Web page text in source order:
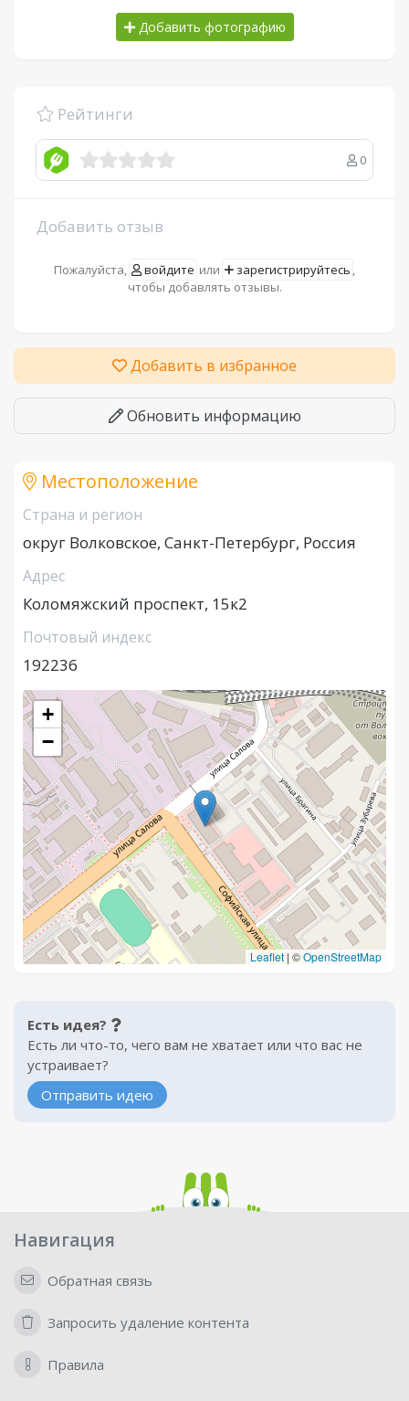
Добавить фотографию
Рейтинги
0
Добавить отзыв
Пожалуйста, войдите или зарегистрируйтесь ,
чтобы добавлять отзывы.
Добавить в избранное
Обновить информацию
Местоположение
Страна и регион
округ Волковское, Санкт-Петербург, Россия
Адрес
Коломяжский проспект, 15к2
Почтовый индекс
192236
+
−
Leaflet | ©OpenStreetMap
Есть идея?
Есть ли что-то, чего вам не хватает или что вас не
устраивает?
Отправить идею
Навигация
Обратная связь
Запросить удаление контента
Правила